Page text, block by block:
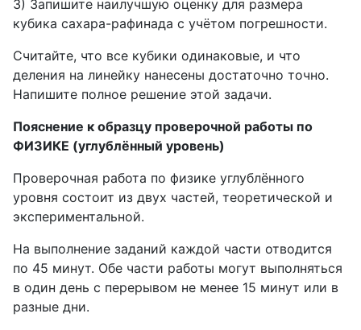
3) Запишите наилучшую оценку для размера
кубика сахара-рафинада с учётом погрешности.
Считайте, что все кубики одинаковые, и что
деления на линейку нанесены достаточно точно.
Напишите полное решение этой задачи.
Пояснение к образцу проверочной работы по
ФИЗИКЕ (углублённый уровень)
Проверочная работа по физике углублённого
уровня состоит из двух частей, теоретической и
экспериментальной.
На выполнение заданий каждой части отводится
по 45 минут. Обе части работы могут выполняться
в один день с перерывом не менее 15 минут или в
разные дни.